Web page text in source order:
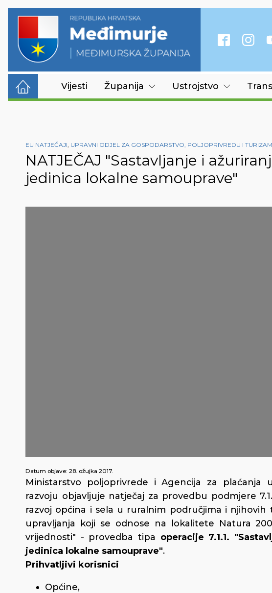
Vijesti Županija Ustrojstvo
EU NATJEČAJI, UPRAVNI ODJEL ZA GOSPODARSTVO, POLJOPRIVREDU I TURIZAM
NATJEČAJ "Sastavljanje i
jedinica lokalne samouprave"
Datum objave: 28. ožujka 2017.
Ministarstvo poljoprivrede i Agencija za plaćanja
razvoju objavljuje natječaj za provedbu podmjere
razvoj općina i sela u ruralnim područjima i
upravljanja koji se odnose na lokalitete Natura
vrijednosti" - provedba tipa operacije 7.1.1.
jedinica lokalne samouprave".
Prihvatljivi korisnici
Općine,